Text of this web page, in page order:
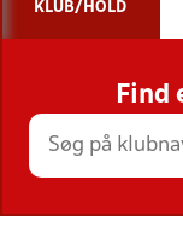
KLUB/HOLD
Find